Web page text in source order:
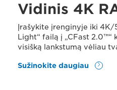
Vidinis 4K
Įrašykite įrenginyje iki 4K/
Light“ failą į „CFast
visišką lankstumą vėliau
Sužinokite daugiau